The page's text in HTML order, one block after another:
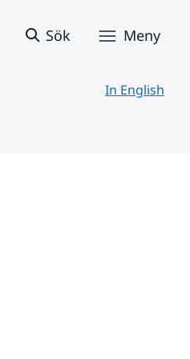
Sök Meny
In English